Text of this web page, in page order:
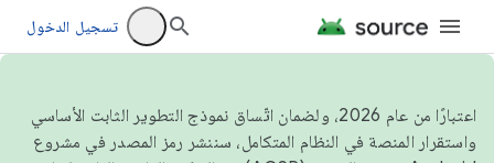
تسجيل الدخول
اعتبارًا من عام 2026، ولضمان اتّساق نموذج التطوير الثابت الأساسي
واستقرار المنصة في النظام المتكامل، سننشر رمز المصدر في مشروع